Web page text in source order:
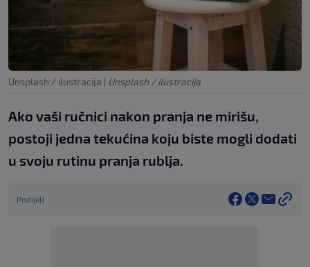
Unsplash / ilustracija | Unsplash / ilustracija
Ako vaši ručnici nakon pranja ne mirišu,
postoji jedna tekućina koju biste mogli dodati
u svoju rutinu pranja rublja.
Podijeli